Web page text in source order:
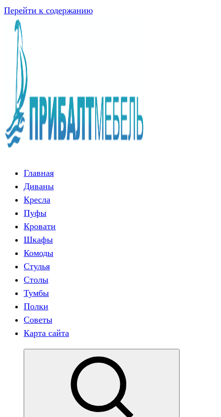
Перейти к содержанию
Главная
Диваны
Кресла
Пуфы
Кровати
Шкафы
Комоды
Стулья
Столы
Тумбы
Полки
Советы
Карта сайта